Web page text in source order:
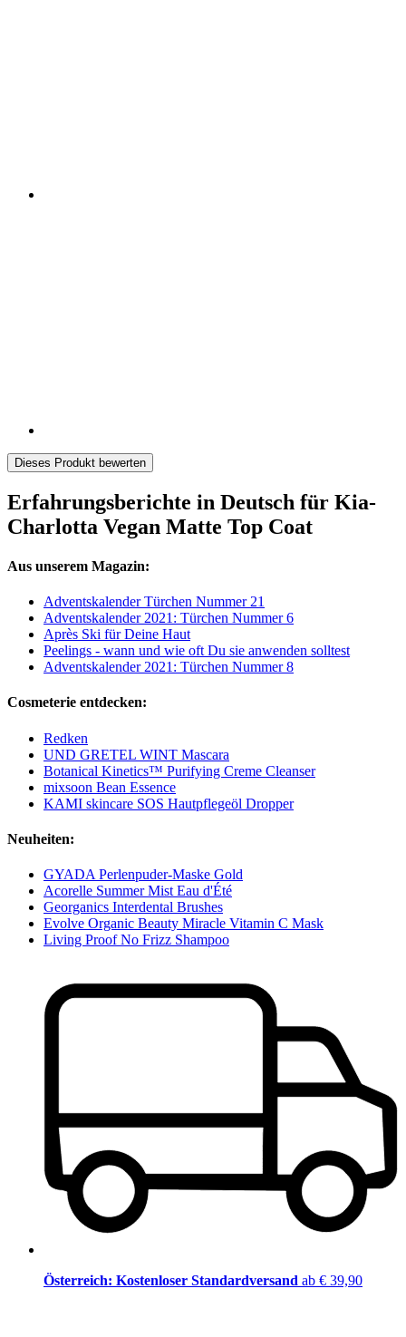
Dieses Produkt bewerten
Erfahrungsberichte in Deutsch für Kia-
Charlotta Vegan Matte Top Coat
Aus unserem Magazin:
Adventskalender Türchen Nummer 21
Adventskalender 2021: Türchen Nummer 6
Après Ski für Deine Haut
Peelings - wann und wie oft Du sie anwenden solltest
Adventskalender 2021: Türchen Nummer 8
Cosmeterie entdecken:
Redken
UND GRETEL WINT Mascara
Botanical Kinetics™ Purifying Creme Cleanser
mixsoon Bean Essence
KAMI skincare SOS Hautpflegeöl Dropper
Neuheiten:
GYADA Perlenpuder-Maske Gold
Acorelle Summer Mist Eau d'Été
Georganics Interdental Brushes
Evolve Organic Beauty Miracle Vitamin C Mask
Living Proof No Frizz Shampoo
Österreich: Kostenloser Standardversand ab € 39,90